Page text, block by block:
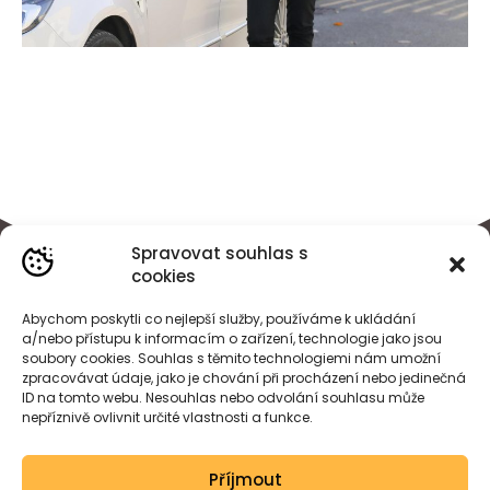
Spravovat souhlas s
cookies
Abychom poskytli co nejlepší služby, používáme k ukládání
a/nebo přístupu k informacím o zařízení, technologie jako jsou
soubory cookies. Souhlas s těmito technologiemi nám umožní
zpracovávat údaje, jako je chování při procházení nebo jedinečná
ID na tomto webu. Nesouhlas nebo odvolání souhlasu může
nepříznivě ovlivnit určité vlastnosti a funkce.
Příjmout